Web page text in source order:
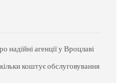
агенції у Вроцлаві
коштує обслуговування